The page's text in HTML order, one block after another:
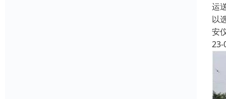
运
以
安
23-